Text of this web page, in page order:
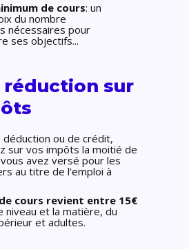
de cours: un
du nombre
nécessaires pour
ses objectifs...
réduction sur
ou de crédit,
sur vos impôts la moitié de
avez versé pour les
au titre de l'emploi à
cours revient entre 15€
niveau et la matière, du
et adultes.